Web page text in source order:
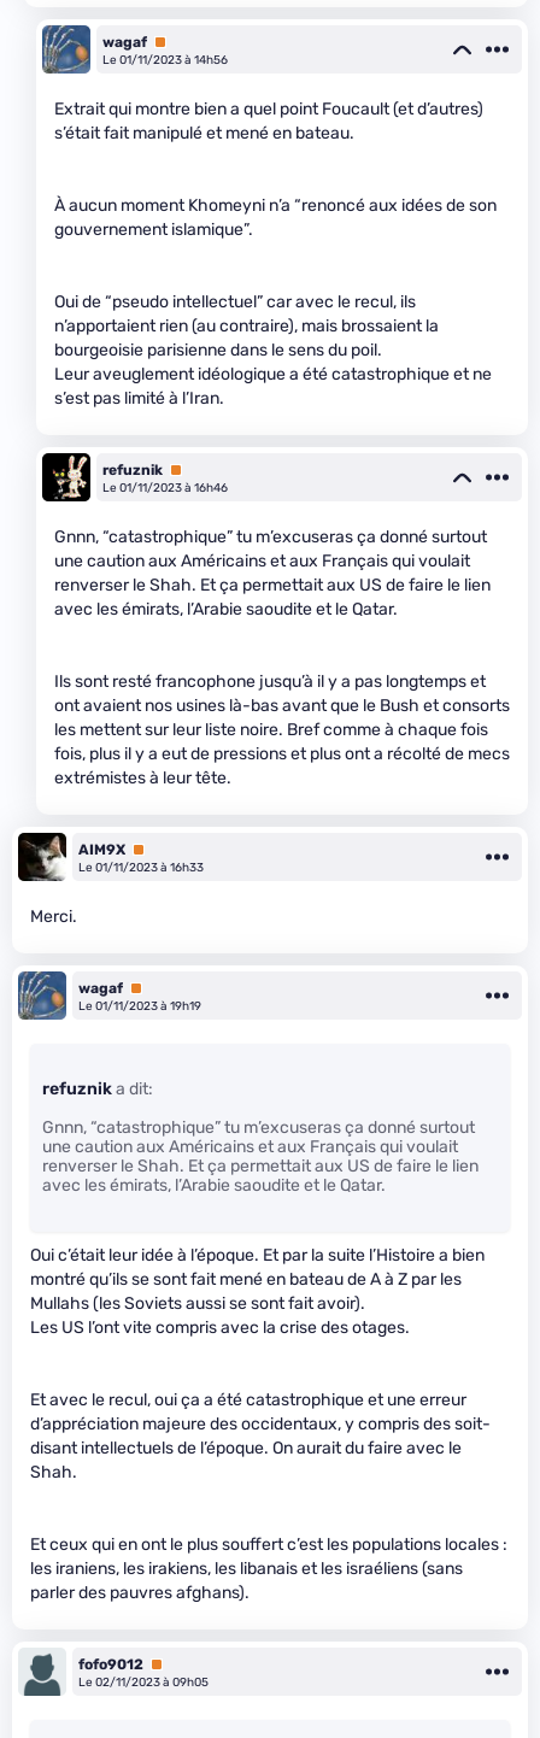
wagaf Premium
Le 01/11/2023 à 14h56
Extrait qui montre bien a quel point Foucault (et d’autres)
s’était fait manipulé et mené en bateau.
À aucun moment Khomeyni n’a “renoncé aux idées de son
gouvernement islamique”.
Oui de “pseudo intellectuel” car avec le recul, ils
n’apportaient rien (au contraire), mais brossaient la
bourgeoisie parisienne dans le sens du poil.
Leur aveuglement idéologique a été catastrophique et ne
s’est pas limité à l’Iran.
refuznik Premium
Le 01/11/2023 à 16h46
Gnnn, “catastrophique” tu m’excuseras ça donné surtout
une caution aux Américains et aux Français qui voulait
renverser le Shah. Et ça permettait aux US de faire le lien
avec les émirats, l’Arabie saoudite et le Qatar.
Ils sont resté francophone jusqu’à il y a pas longtemps et
ont avaient nos usines là-bas avant que le Bush et consorts
les mettent sur leur liste noire. Bref comme à chaque fois
fois, plus il y a eut de pressions et plus ont a récolté de mecs
extrémistes à leur tête.
AIM9X Premium
Le 01/11/2023 à 16h33
Merci.
wagaf Premium
Le 01/11/2023 à 19h19
refuznika dit:
Gnnn, “catastrophique” tu m’excuseras ça donné surtout
une caution aux Américains et aux Français qui voulait
renverser le Shah. Et ça permettait aux US de faire le lien
avec les émirats, l’Arabie saoudite et le Qatar.
Oui c’était leur idée à l’époque. Et par la suite l’Histoire a bien
montré qu’ils se sont fait mené en bateau de A à Z par les
Mullahs (les Soviets aussi se sont fait avoir).
Les US l’ont vite compris avec la crise des otages.
Et avec le recul, oui ça a été catastrophique et une erreur
d’appréciation majeure des occidentaux, y compris des soit-
disant intellectuels de l’époque. On aurait du faire avec le
Shah.
Et ceux qui en ont le plus souffert c’est les populations locales :
les iraniens, les irakiens, les libanais et les israéliens (sans
parler des pauvres afghans).
fofo9012 Premium
Le 02/11/2023 à 09h05